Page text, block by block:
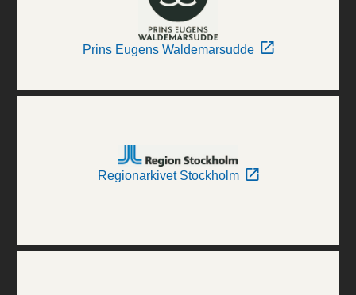
Prins Eugens Waldemarsudde
Regionarkivet Stockholm